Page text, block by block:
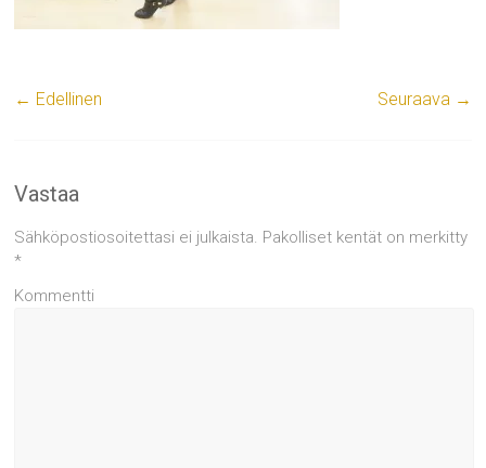
← Edellinen Seuraava →
Vastaa
Sähköpostiosoitettasi ei julkaista. Pakolliset kentät on merkitty
*
Kommentti